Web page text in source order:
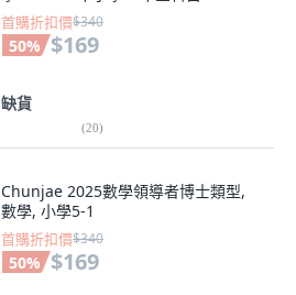
首購折扣價$340
50% $169
缺貨
(20)
Chunjae 2025數學領導者博士類型,
數學, 小學5-1
首購折扣價$340
50% $169